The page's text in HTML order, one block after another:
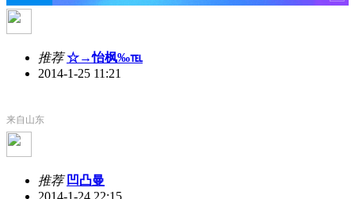
推荐☆→怡枫‰℡
2014-1-25 11:21
来自山东
推荐 凹凸曼
2014-1-24 22:15